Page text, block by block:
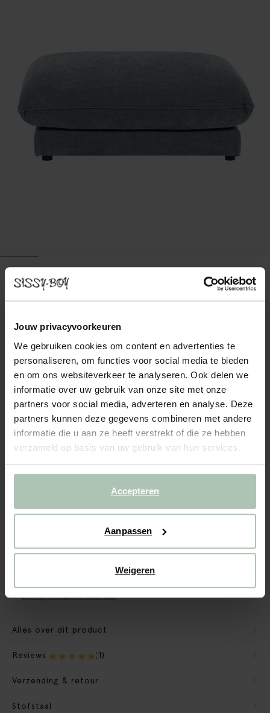
Jouw privacyvoorkeuren
We gebruiken cookies om content en advertenties te
personaliseren, om functies voor social media te bieden
en om ons websiteverkeer te analyseren. Ook delen we
informatie over uw gebruik van onze site met onze
partners voor social media, adverteren en analyse. Deze
partners kunnen deze gegevens combineren met andere
informatie die u aan ze heeft verstrekt of die ze hebben
verzameld op basis van uw gebruik van hun services.
Accepteren
Aanpassen
Weigeren
449.00
De hocker uit de Countess serie van Sissy-Boy. De serie bestaat
samenstellen naar jouw wensen en de ruimte die je hebt. Door de
lage zitting geeft de Countess bank je i...Lees meer
1 Model
VOEG TOE AAN WINKELMAND449.00€
Verpakkingsmateriaal nemen we mee
Banken retourvoorwaarden
Alles over dit product
Reviews (1)
Verzending & retour
Stofstaal